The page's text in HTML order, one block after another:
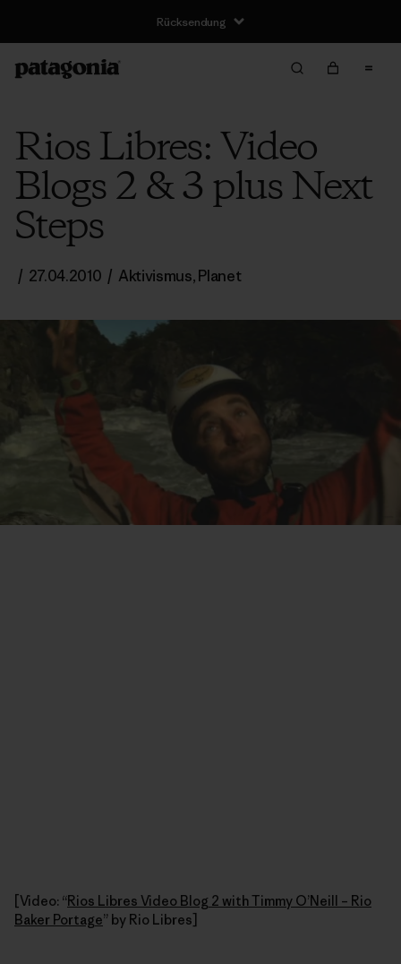
Rücksendung
Rios Libres: Video
Blogs 2 & 3 plus Next
Steps
/ 27.04.2010 / Aktivismus,Planet
[Video: “Rios Libres Video Blog 2 with Timmy O’Neill – Rio
Baker Portage” by Rio Libres]